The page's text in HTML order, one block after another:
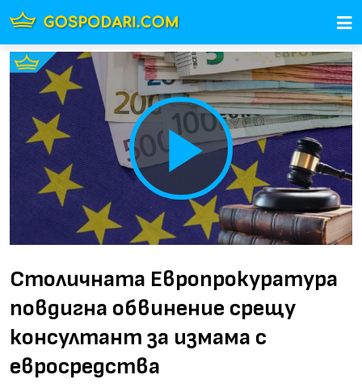
Play
Video
Столичната Европрокуратура
повдигна обвинение срещу
консултант за измама с
евросредства